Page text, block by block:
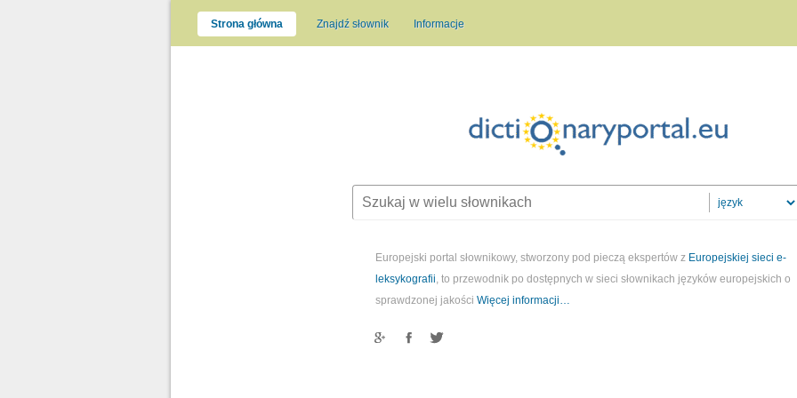
Strona główna Znajdź słownik Informacje
Europejski portal słownikowy, stworzony pod pieczą ekspertów z Europejskiej sieci e-
leksykografii, to przewodnik po dostępnych w sieci słownikach języków europejskich o
sprawdzonej jakości Więcej informacji…